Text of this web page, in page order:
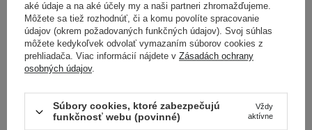
Correcting Glow Toner -
Rozjasňujúce dvojfázové
tonikum v spreji - 125 ml
Toner - Gélové tonikum s
PDRN - 270ml
aké údaje a na aké účely my a naši partneri zhromažďujeme.
Môžete sa tiež rozhodnúť, či a komu povolíte spracovanie
údajov (okrem požadovaných funkčných údajov). Svoj súhlas
môžete kedykoľvek odvolať vymazaním súborov cookies z
prehliadača. Viac informácií nájdete v Zásadách ochrany
osobných údajov.
Súbory cookies, ktoré zabezpečujú
funkčnosť webu (povinné)
Vždy
aktívne